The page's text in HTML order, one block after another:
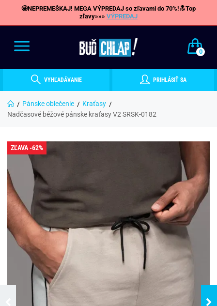
🤩NEPREMEŠKAJ! MEGA VÝPREDAJ so zľavami do 70%!🔝Top
zľavy»»» VÝPREDAJ
0
VYHĽADÁVANIE PRIHLÁSIŤ SA
Pánske oblečenie
Kraťasy
Nadčasové béžové pánske kraťasy V2 SRSK-0182
ZĽAVA -62%